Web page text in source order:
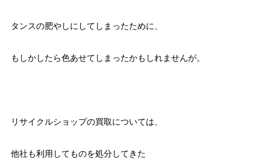
タンスの肥やしにしてしまったために、
もしかしたら色あせてしまったかもしれませんが。
リサイクルショップの買取については、
他社も利用してものを処分してきた